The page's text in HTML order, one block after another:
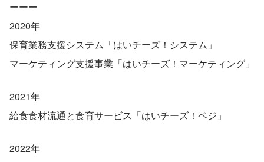
ーーー
2020年
保育業務支援システム「はいチーズ！システム」
マーケティング支援事業「はいチーズ！マーケティング」
2021年
給食食材流通と食育サービス「はいチーズ！ベジ」
2022年